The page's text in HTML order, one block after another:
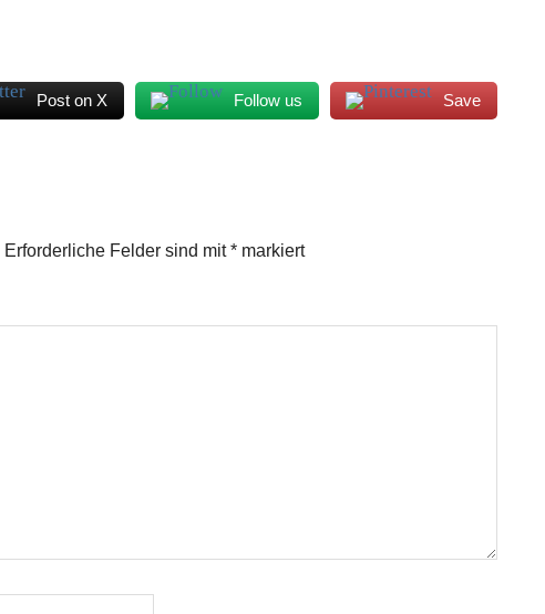
Post on X Follow us Save
Erforderliche Felder sind mit* markiert